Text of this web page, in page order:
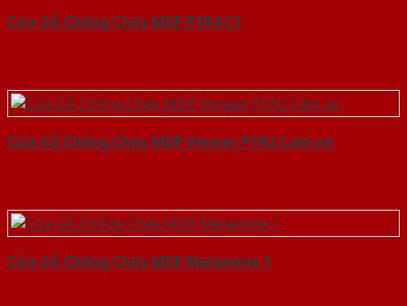
Cửa Gỗ Chống Cháy MDF P1R4 C1
Cửa Gỗ Chống Cháy MDF Veneer P1R2 Cam xe
Cửa Gỗ Chống Cháy MDF Melamine 1